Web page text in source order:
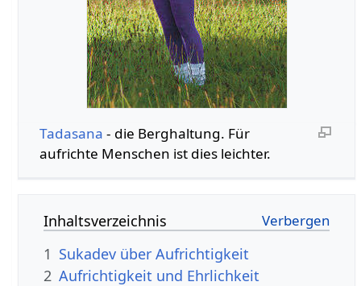
Tadasana - die Berghaltung. Für
aufrichte Menschen ist dies leichter.
Inhaltsverzeichnis
1 Sukadev über Aufrichtigkeit
2 Aufrichtigkeit und Ehrlichkeit